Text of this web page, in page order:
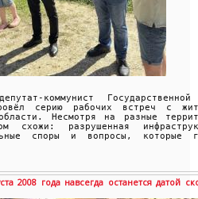
коммунист
серию рабочих встреч с
Несмотря на разные
схожи: разрушенная
споры и вопросы, которые
2008 года навсегда останется датой